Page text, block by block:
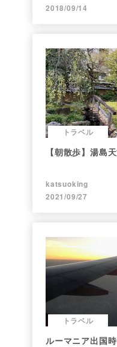
2018/09/14
トラベル
【朝散歩】湯島
katsuoking
2021/09/27
トラベル
ルーマニア出国